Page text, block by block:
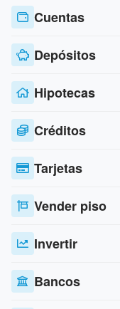
Cuentas
Depósitos
Hipotecas
Créditos
Tarjetas
Vender piso
Invertir
Bancos